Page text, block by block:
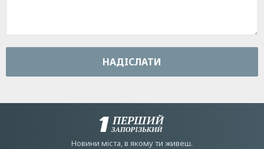
НАДIСЛАТИ
Новини мiста, в якому ти живеш.